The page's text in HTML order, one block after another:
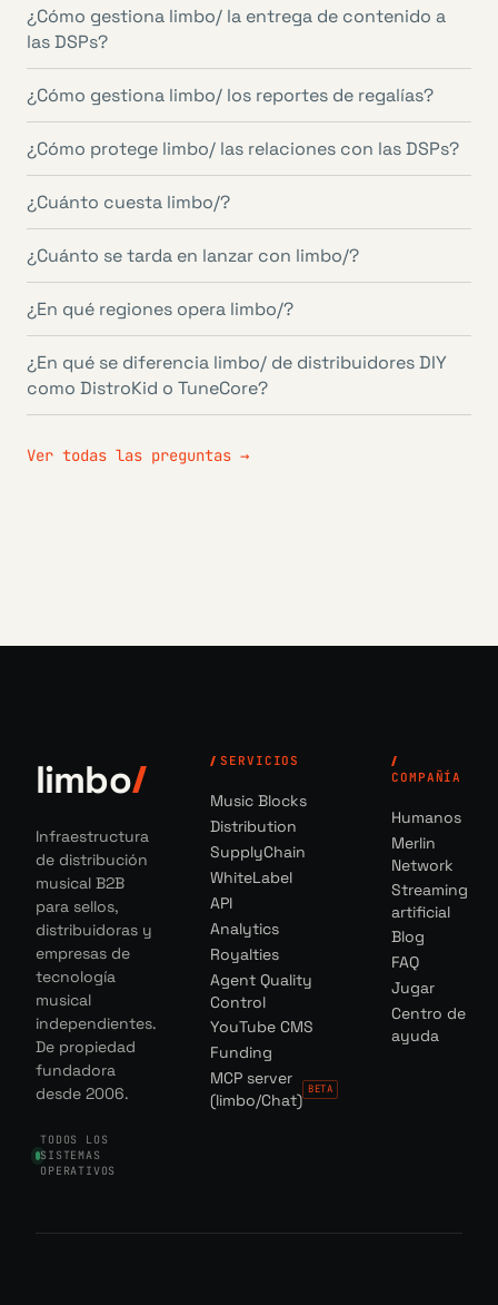
¿Cómo gestiona limbo/ la entrega de contenido a
las DSPs?
¿Cómo gestiona limbo/ los reportes de regalías?
¿Cómo protege limbo/ las relaciones con las DSPs?
¿Cuánto cuesta limbo/?
¿Cuánto se tarda en lanzar con limbo/?
¿En qué regiones opera limbo/?
¿En qué se diferencia limbo/ de distribuidores DIY
como DistroKid o TuneCore?
Ver todas las preguntas →
limbo
Infraestructura
de distribución
musical B2B
para sellos,
distribuidoras y
empresas de
tecnología
musical
independientes.
De propiedad
fundadora
desde 2006.
TODOS LOS
SISTEMAS
OPERATIVOS
SERVICIOS
Music Blocks
Distribution
SupplyChain
WhiteLabel
API
Analytics
Royalties
Agent Quality
Control
YouTube CMS
Funding
MCP server
(limbo/Chat)
BETA
COMPAÑÍA
Humanos
Merlin
Network
Streaming
artificial
Blog
FAQ
Jugar
Centro de
ayuda